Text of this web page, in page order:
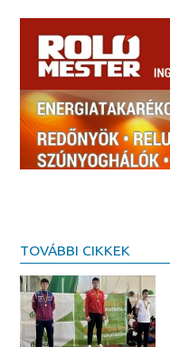
TOVÁBBI CIKKEK